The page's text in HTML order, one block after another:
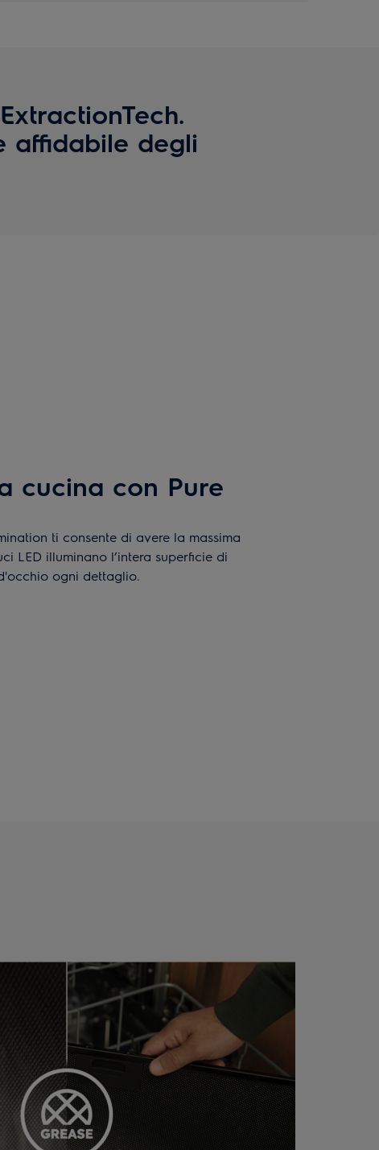
affidabile degli
cucina con Pure
ti consente di avere la massima
LED illuminano l’intera superficie di
ogni dettaglio.